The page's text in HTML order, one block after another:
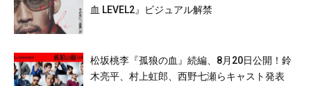
血 LEVEL2』ビジュアル解禁
松坂桃李『孤狼の血』続編、8月20日公開！鈴
木亮平、村上虹郎、西野七瀬らキャスト発表